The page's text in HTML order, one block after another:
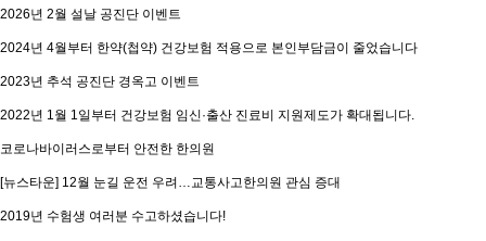
2026년 2월 설날 공진단 이벤트
2024년 4월부터 한약(첩약) 건강보험 적용으로 본인부담금이 줄었습니다
2023년 추석 공진단 경옥고 이벤트
2022년 1월 1일부터 건강보험 임신·출산 진료비 지원제도가 확대됩니다.
코로나바이러스로부터 안전한 한의원
[뉴스타운] 12월 눈길 운전 우려…교통사고한의원 관심 증대
2019년 수험생 여러분 수고하셨습니다!